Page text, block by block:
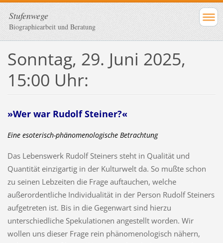
Stufenwege
Biographiearbeit und Beratung
Sonntag, 29. Juni 2025,
15:00 Uhr:
»Wer war Rudolf Steiner?«
Eine esoterisch-phänomenologische Betrachtung
Das Lebenswerk Rudolf Steiners steht in Qualität und
Quantität einzigartig in der Kulturwelt da. So mußte schon
zu seinen Lebzeiten die Frage auftauchen, welche
außerordentliche Individualität in der Person Rudolf Steiners
aufgetreten ist. Bis in die Gegenwart sind hierzu
unterschiedliche Spekulationen angestellt worden. Wir
wollen uns dieser Frage rein phänomenologisch nähern,